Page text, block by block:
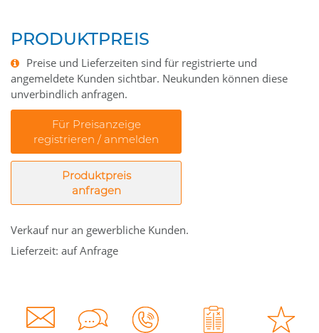
PRODUKTPREIS
Preise und Lieferzeiten sind für registrierte und
angemeldete Kunden sichtbar. Neukunden können diese
unverbindlich anfragen.
Für Preisanzeige
registrieren / anmelden
Produktpreis
anfragen
Verkauf nur an gewerbliche Kunden.
Lieferzeit: auf Anfrage